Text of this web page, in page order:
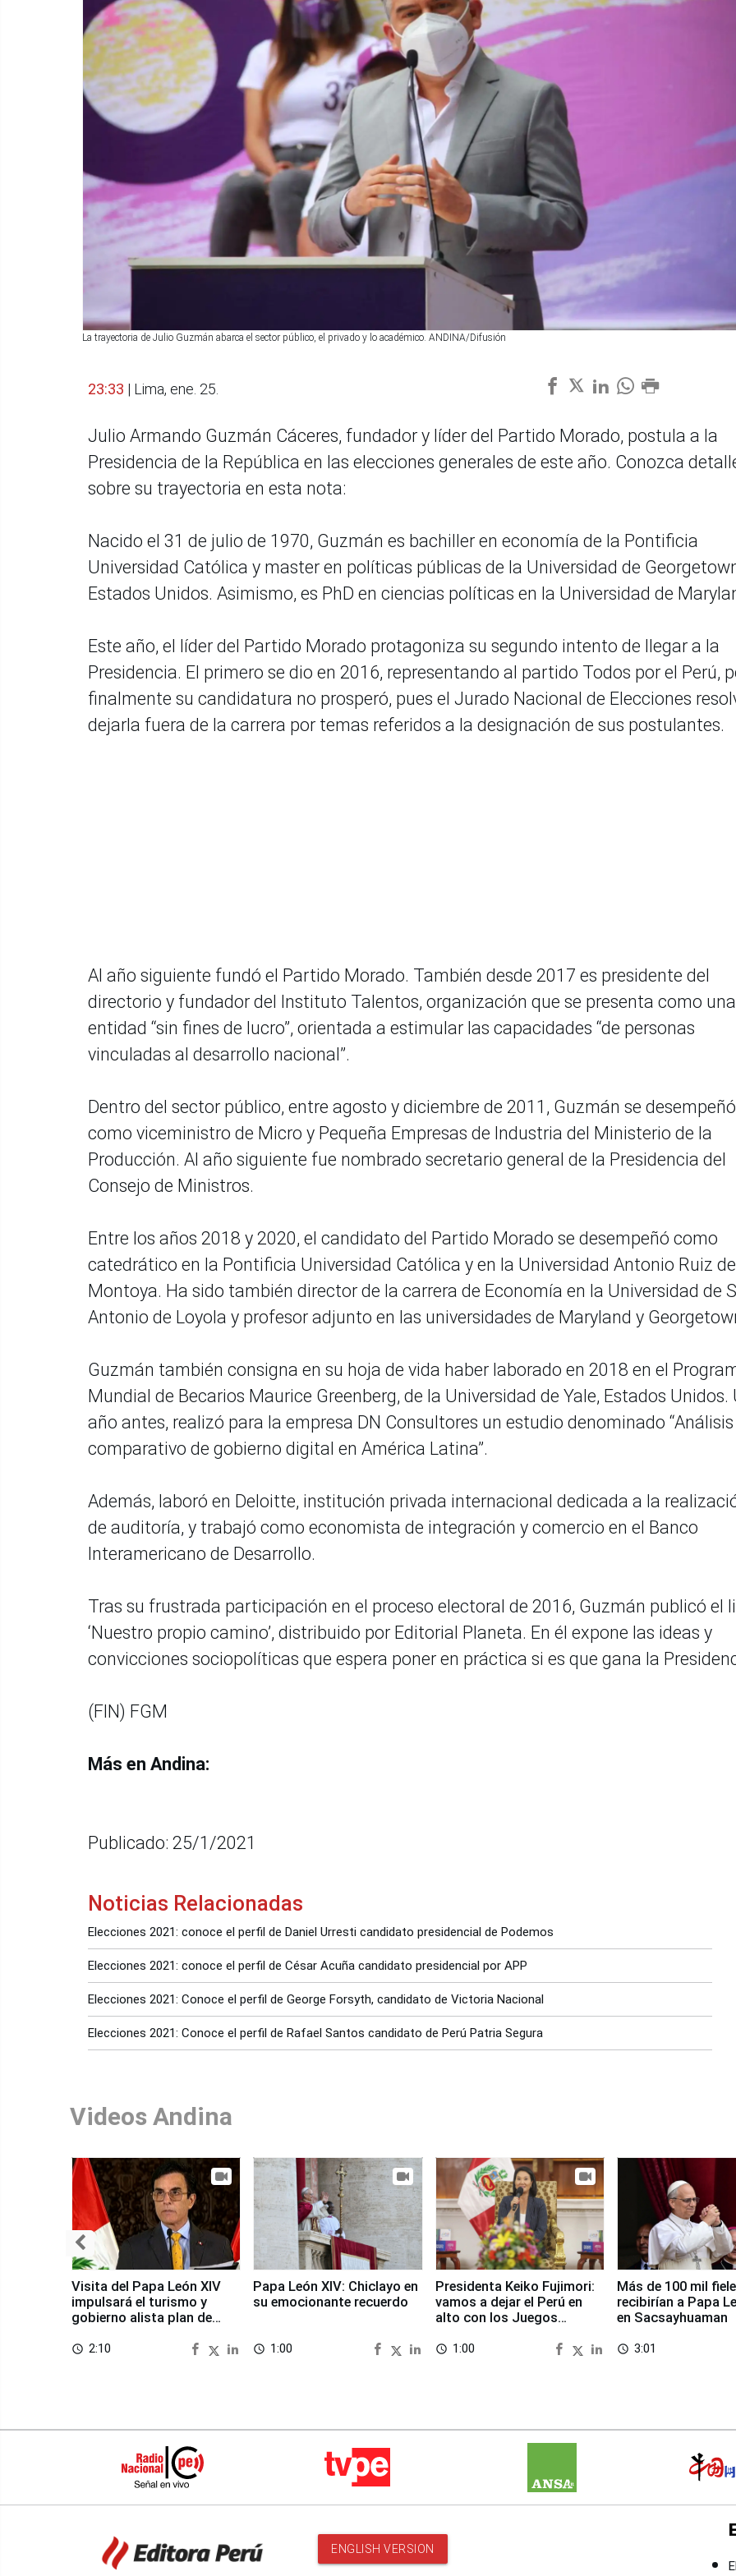
La trayectoria de Julio Guzmán abarca el sector público, el privado y lo académico. ANDINA/Difusión
23:33 | Lima, ene. 25.
Julio Armando Guzmán Cáceres, fundador y líder del Partido Morado, postula a la
Presidencia de la República en las elecciones generales de este año. Conozca
sobre su trayectoria en esta nota:
Nacido el 31 de julio de 1970, Guzmán es bachiller en economía de la Pontificia
Universidad Católica y master en políticas públicas de la Universidad de
Estados Unidos. Asimismo, es PhD en ciencias políticas en la Universidad de
Este año, el líder del Partido Morado protagoniza su segundo intento de llegar a la
Presidencia. El primero se dio en 2016, representando al partido Todos por el Perú,
finalmente su candidatura no prosperó, pues el Jurado Nacional de Elecciones
dejarla fuera de la carrera por temas referidos a la designación de sus postulantes.
Al año siguiente fundó el Partido Morado. También desde 2017 es presidente del
directorio y fundador del Instituto Talentos, organización que se presenta como una
entidad “sin fines de lucro”, orientada a estimular las capacidades “de personas
vinculadas al desarrollo nacional”.
Dentro del sector público, entre agosto y diciembre de 2011, Guzmán se desempeñó
como viceministro de Micro y Pequeña Empresas de Industria del Ministerio de la
Producción. Al año siguiente fue nombrado secretario general de la Presidencia del
Consejo de Ministros.
Entre los años 2018 y 2020, el candidato del Partido Morado se desempeñó como
catedrático en la Pontificia Universidad Católica y en la Universidad Antonio Ruiz de
Montoya. Ha sido también director de la carrera de Economía en la Universidad de
Antonio de Loyola y profesor adjunto en las universidades de Maryland y
Guzmán también consigna en su hoja de vida haber laborado en 2018 en el
Mundial de Becarios Maurice Greenberg, de la Universidad de Yale, Estados Unidos.
año antes, realizó para la empresa DN Consultores un estudio denominado “Análisis
comparativo de gobierno digital en América Latina”.
Además, laboró en Deloitte, institución privada internacional dedicada a la
de auditoría, y trabajó como economista de integración y comercio en el Banco
Interamericano de Desarrollo.
Tras su frustrada participación en el proceso electoral de 2016, Guzmán publicó el
‘Nuestro propio camino’, distribuido por Editorial Planeta. En él expone las ideas y
convicciones sociopolíticas que espera poner en práctica si es que gana la
(FIN) FGM
Más en Andina:
Publicado: 25/1/2021
Noticias Relacionadas
Elecciones 2021: conoce el perfil de Daniel Urresti candidato presidencial de Podemos
Elecciones 2021: conoce el perfil de César Acuña candidato presidencial por APP
Elecciones 2021: Conoce el perfil de George Forsyth, candidato de Victoria Nacional
Elecciones 2021: Conoce el perfil de Rafael Santos candidato de Perú Patria Segura
Videos Andina
Visita del Papa León XIV
impulsará el turismo y
gobierno alista plan de
access_time 2:10
Papa León XIV: Chiclayo en
su emocionante recuerdo
access_time 1:00
Presidenta Keiko Fujimori:
vamos a dejar el Perú en
alto con los Juegos
access_time 1:00
Más de 100 mil
recibirían a Papa
en Sacsayhuaman
access_time 3:01
ENGLISH VERSION